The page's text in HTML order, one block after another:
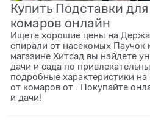
Купить Подставки
комаров онлайн
Ищете хорошие цены на
спирали от насекомых Паучок
магазине Хитсад вы найдете
дачи и сада по
подробные характеристики
от комаров от . Покупайте
и дачи!